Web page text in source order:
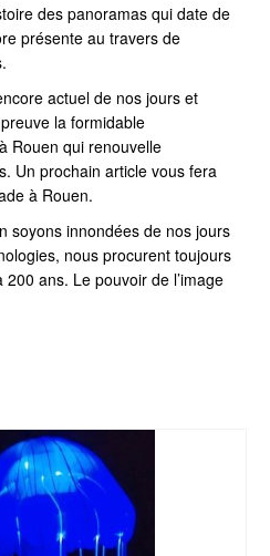
des panoramas qui date de
présente au travers de
actuel de nos jours et
la formidable
à Rouen qui renouvelle
Un prochain article vous fera
à Rouen.
soyons innondées de nos jours
nous procurent toujours
200 ans. Le pouvoir de l’image